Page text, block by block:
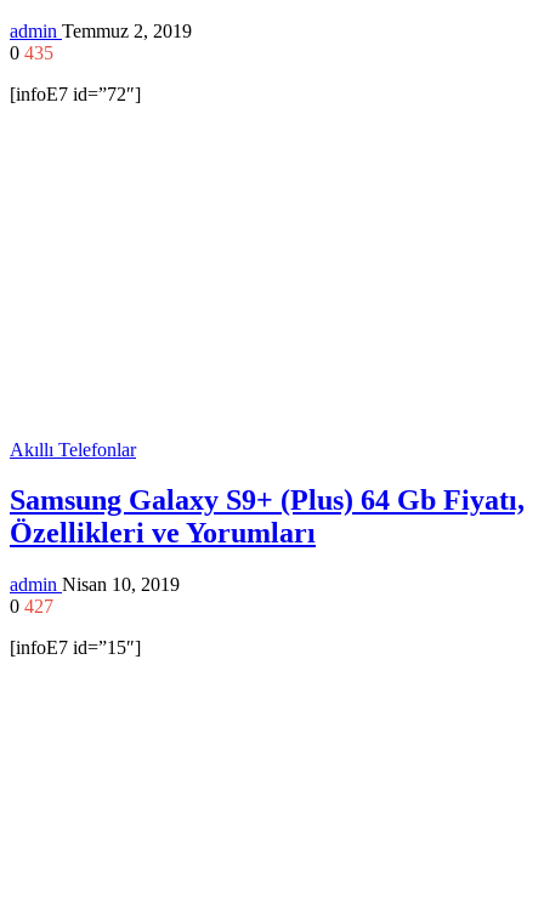
admin Temmuz 2, 2019
0 435
[infoE7 id=”72″]
Akıllı Telefonlar
Samsung Galaxy S9+ (Plus) 64 Gb Fiyatı,
Özellikleri ve Yorumları
admin Nisan 10, 2019
0 427
[infoE7 id=”15″]